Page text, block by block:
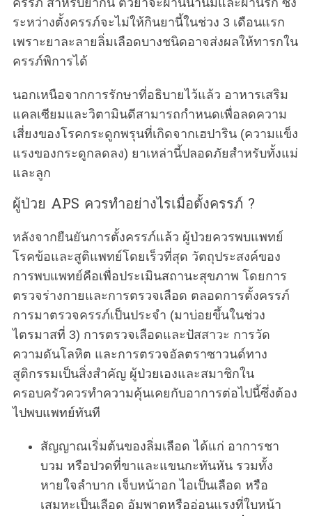
ระหว่างตั้งครรภ์จะไม่ให้กินยานี้ในช่วง 3 เดือนแรก
เพราะยาละลายลิ่มเลือดบางชนิดอาจส่งผลให้ทารกใน
ครรภ์พิการได้
นอกเหนือจากการรักษาที่อธิบายไว้แล้ว อาหารเสริม
แคลเซียมและวิตามินดีสามารถกำหนดเพื่อลดความ
เสี่ยงของโรคกระดูกพรุนที่เกิดจากเฮปาริน (ความแข็ง
แรงของกระดูกลดลง) ยาเหล่านี้ปลอดภัยสำหรับทั้งแม่
และลูก
ผู้ป่วย APS ควรทำอย่างไรเมื่อตั้งครรภ์ ?
หลังจากยืนยันการตั้งครรภ์แล้ว ผู้ป่วยควรพบแพทย์
โรคข้อและสูติแพทย์โดยเร็วที่สุด วัตถุประสงค์ของ
การพบแพทย์คือเพื่อประเมินสถานะสุขภาพ โดยการ
ตรวจร่างกายและการตรวจเลือด ตลอดการตั้งครรภ์
การมาตรวจครรภ์เป็นประจำ (มาบ่อยขึ้นในช่วง
ไตรมาสที่ 3) การตรวจเลือดและปัสสาวะ การวัด
ความดันโลหิต และการตรวจอัลตราซาวนด์ทาง
สูติกรรมเป็นสิ่งสำคัญ ผู้ป่วยเองและสมาชิกใน
ครอบครัวควรทำความคุ้นเคยกับอาการต่อไปนี้ซึ่งต้อง
ไปพบแพทย์ทันที
สัญญาณเริ่มต้นของลิ่มเลือด ได้แก่ อาการชา
บวม หรือปวดที่ขาและแขนกะทันหัน รวมทั้ง
หายใจลำบาก เจ็บหน้าอก ไอเป็นเลือด หรือ
เสมหะเป็นเลือด อัมพาตหรืออ่อนแรงที่ใบหน้า